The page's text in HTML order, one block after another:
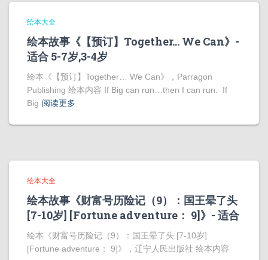
绘本大全
绘本故事《【预订】Together… We Can》-
适合 5-7岁,3-4岁
绘本《【预订】Together… We Can》，Parragon
Publishing 绘本内容 If Big can run…then I can run. If
Big 阅读更多
绘本大全
绘本故事《财富号历险记（9）：国王晕了头
[7-10岁] [Fortune adventure： 9]》- 适合
绘本《财富号历险记（9）：国王晕了头 [7-10岁]
[Fortune adventure： 9]》，辽宁人民出版社 绘本内容